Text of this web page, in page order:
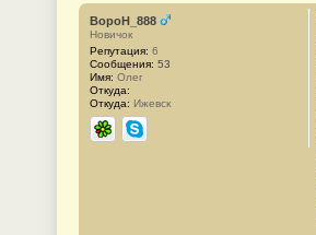
BopoH_888
Новичок
Репутация: 6
Сообщения: 53
Имя: Олег
Откуда:
Откуда: Ижевск
ICQ Skype